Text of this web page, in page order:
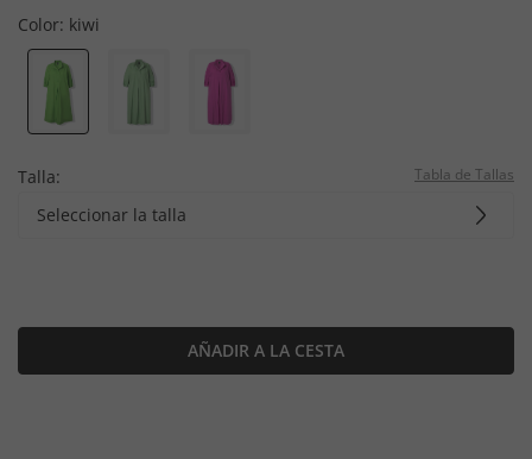
Color: kiwi
Talla: Tabla de Tallas
Seleccionar la talla
AÑADIR A LA CESTA